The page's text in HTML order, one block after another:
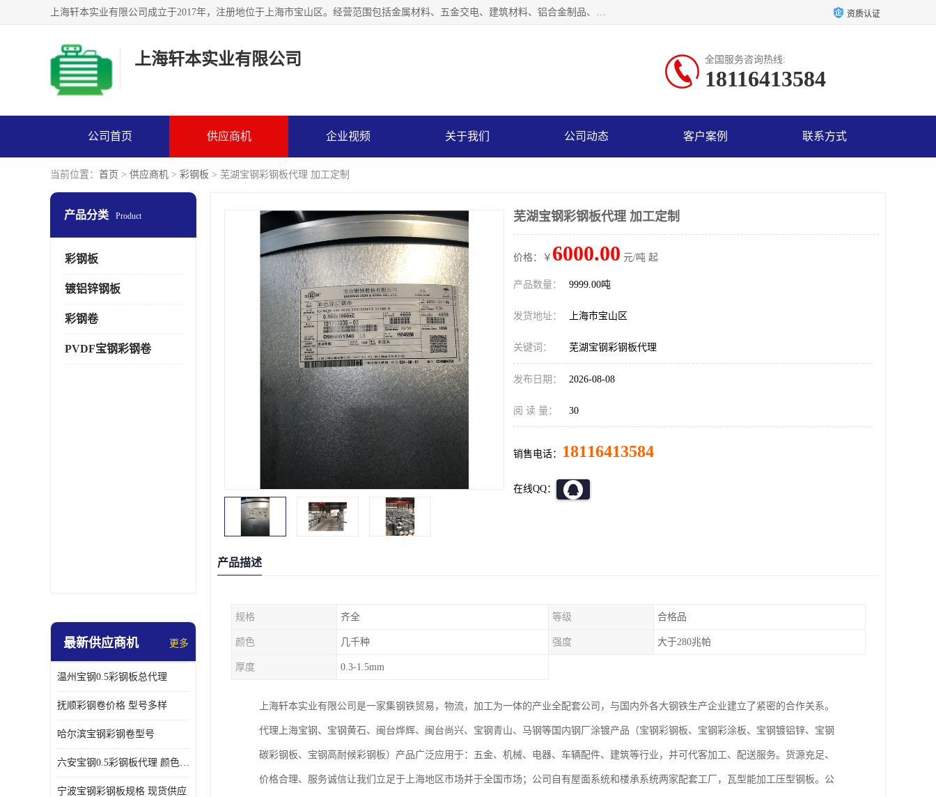
上海轩本实业有限公司成立于2017年，注册地位于上海市宝山区。经营范围包括金属材料、五金交电、建筑材料、铝合金制品、机械设备、电线电缆、装潢材料等；公司主营产品：宝钢彩钢板、宝钢彩钢卷、宝钢彩涂板、宝钢彩涂卷、宝钢高耐候彩钢板，宝钢氟碳彩钢板。是一家集钢铁贸易，物流、加工为一体的产业全配套公司。 资质认证
上海轩本实业有限公司 全国服务咨询热线:
18116413584
公司首页 供应商机 企业视频 关于我们 公司动态 客户案例 联系方式
当前位置： 首页 > 供应商机 > 彩钢板 > 芜湖宝钢彩钢板代理 加工定制
产品分类 Product
彩钢板
镀铝锌钢板
彩钢卷
PVDF宝钢彩钢卷
最新供应商机 更多
温州宝钢0.5彩钢板总代理
抚顺彩钢卷价格 型号多样
哈尔滨宝钢彩钢卷型号
六安宝钢0.5彩钢板代理 颜色定制
宁波宝钢彩钢板规格 现货供应
芜湖宝钢彩钢板代理 加工定制
价格：￥ 6000.00 元/吨 起
产品数量： 9999.00吨
发货地址： 上海市宝山区
关键词： 芜湖宝钢彩钢板代理
发布日期： 2026-08-08
阅 读 量： 30
销售电话： 18116413584
在线QQ：
产品描述
规格 齐全 等级 合格品
颜色 几千种 强度 大于280兆帕
厚度 0.3-1.5mm
上海轩本实业有限公司是一家集钢铁贸易，物流，加工为一体的产业全配套公司，与国内外各大钢铁生产企业建立了紧密的合作关系。
代理上海宝钢、宝钢黄石、闽台烨辉、闽台尚兴、宝钢青山、马钢等国内钢厂涂镀产品（宝钢彩钢板、宝钢彩涂板、宝钢镀铝锌、宝钢
碳彩钢板、宝钢高耐候彩钢板）产品广泛应用于：五金、机械、电器、车辆配件、建筑等行业，并可代客加工、配送服务。货源充足、
价格合理、服务诚信让我们立足于上海地区市场并于全国市场；公司自有屋面系统和楼承系统两家配套工厂，瓦型能加工压型钢板。公